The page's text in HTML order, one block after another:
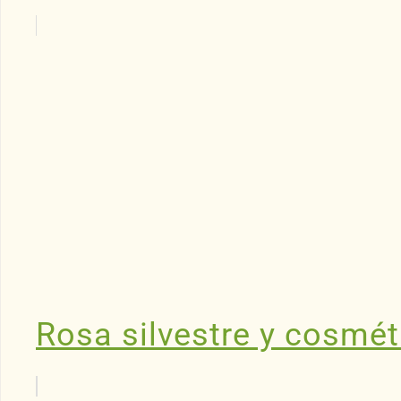
Rosa silvestre y